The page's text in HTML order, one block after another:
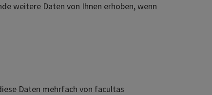
weitere Daten von Ihnen erhoben, wenn
Daten mehrfach von facultas